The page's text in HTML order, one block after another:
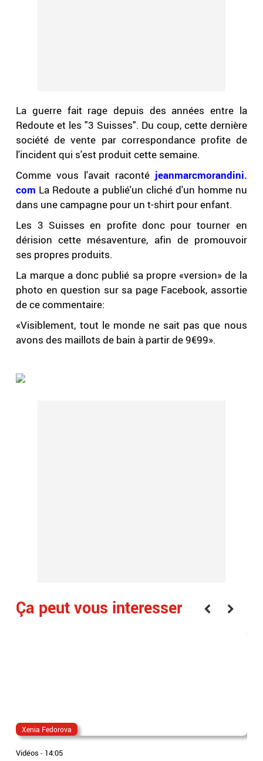
La guerre fait rage depuis des années entre la
Redoute et les "3 Suisses". Du coup, cette dernière
société de vente par correspondance profite de
l'incident qui s'est produit cette semaine.
Comme vous l'avait raconté jeanmarcmorandini.
com La Redoute a publié'un cliché d'un homme nu
dans une campagne pour un t-shirt pour enfant.
Les 3 Suisses en profite donc pour tourner en
dérision cette mésaventure, afin de promouvoir
ses propres produits.
La marque a donc publié sa propre «version» de la
photo en question sur sa page Facebook, assortie
de ce commentaire:
«Visiblement, tout le monde ne sait pas que nous
avons des maillots de bain à partir de 9€99».
Ça peut vous interesser
Xenia Fedorova
Vidéos - 14:05